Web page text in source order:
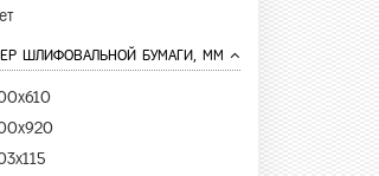
ШЛИФОВАЛЬНОЙ БУМАГИ, ММ